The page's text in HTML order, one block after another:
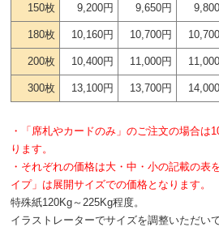
150枚 9,200円 9,650円
180枚 10,160円 10,700円
200枚 10,400円 11,000円
300枚 13,100円 13,700円
・「席札やカードのみ」のご注文の場合は
ります。
・それぞれの価格は大・中・小の記載の表
イプ」は展開サイズでの価格となります。
特殊紙120Kg～225Kg程度。
イラストレーターでサイズを調整いただい